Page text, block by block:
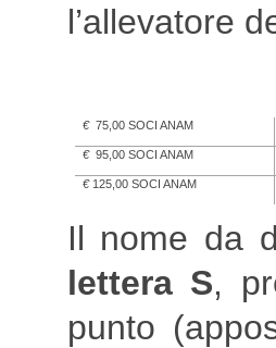
l’allevatore
€ 75,00 SOCI ANAM
€ 95,00 SOCI ANAM
€ 125,00 SOCI ANAM
Il nome da
lettera S,
punto